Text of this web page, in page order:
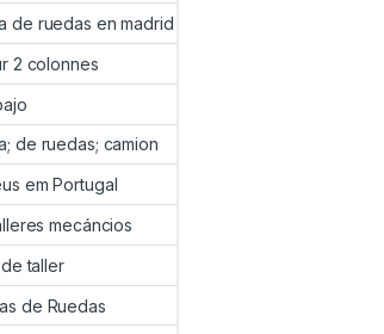
de ruedas en madrid
2 colonnes
de ruedas; camion
em Portugal
mecáncios
taller
de Ruedas